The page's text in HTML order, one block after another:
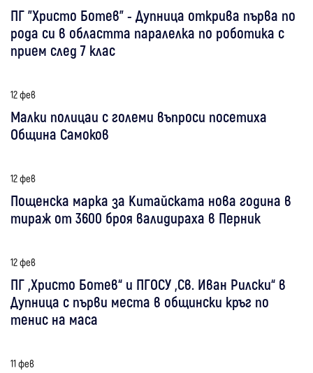
ПГ "Христо Ботев" - Дупница открива първа по
рода си в областта паралелка по роботика с
прием след 7 клас
12 фев
Малки полицаи с големи въпроси посетиха
Община Самоков
12 фев
Пощенска марка за Китайската нова година в
тираж от 3600 броя валидираха в Перник
12 фев
ПГ „Христо Ботев“ и ПГОСУ „Св. Иван Рилски“ в
Дупница с първи места в общински кръг по
тенис на маса
11 фев